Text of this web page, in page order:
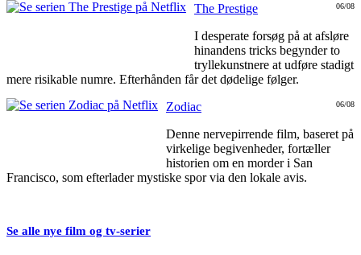
06/08
The Prestige
I desperate forsøg på at afsløre
hinandens tricks begynder to
tryllekunstnere at udføre stadigt
mere risikable numre. Efterhånden får det dødelige følger.
06/08
Zodiac
Denne nervepirrende film, baseret på
virkelige begivenheder, fortæller
historien om en morder i San
Francisco, som efterlader mystiske spor via den lokale avis.
Se alle nye film og tv-serier